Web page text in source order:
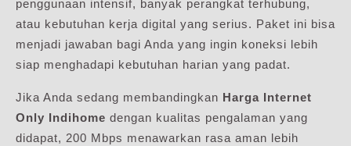
penggunaan intensif, banyak perangkat terhubung,
atau kebutuhan kerja digital yang serius. Paket ini bisa
menjadi jawaban bagi Anda yang ingin koneksi lebih
siap menghadapi kebutuhan harian yang padat.
Jika Anda sedang membandingkan Harga Internet
Only Indihome dengan kualitas pengalaman yang
didapat, 200 Mbps menawarkan rasa aman lebih